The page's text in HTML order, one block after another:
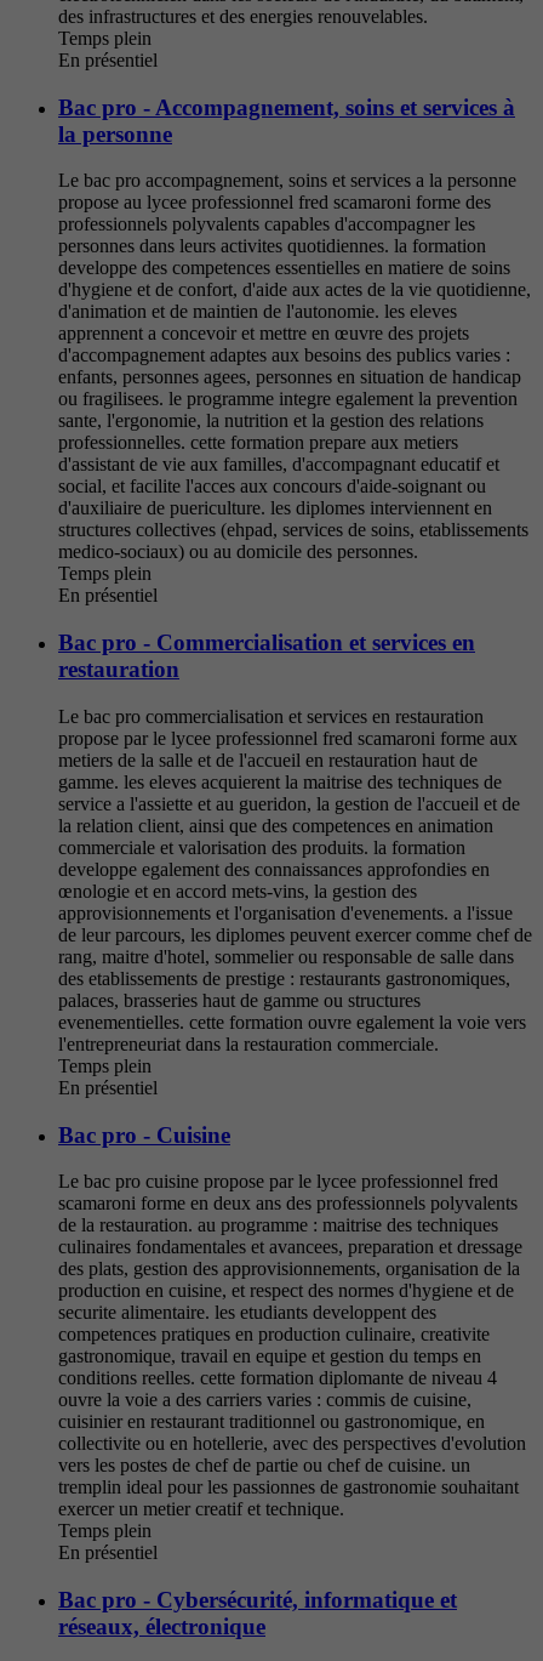
des infrastructures et des energies renouvelables.
Temps plein
En présentiel
Bac pro - Accompagnement, soins et services à
la personne
Le bac pro accompagnement, soins et services a la personne
propose au lycee professionnel fred scamaroni forme des
professionnels polyvalents capables d'accompagner les
personnes dans leurs activites quotidiennes. la formation
developpe des competences essentielles en matiere de soins
d'hygiene et de confort, d'aide aux actes de la vie quotidienne,
d'animation et de maintien de l'autonomie. les eleves
apprennent a concevoir et mettre en œuvre des projets
d'accompagnement adaptes aux besoins des publics varies :
enfants, personnes agees, personnes en situation de handicap
ou fragilisees. le programme integre egalement la prevention
sante, l'ergonomie, la nutrition et la gestion des relations
professionnelles. cette formation prepare aux metiers
d'assistant de vie aux familles, d'accompagnant educatif et
social, et facilite l'acces aux concours d'aide-soignant ou
d'auxiliaire de puericulture. les diplomes interviennent en
structures collectives (ehpad, services de soins, etablissements
medico-sociaux) ou au domicile des personnes.
Temps plein
En présentiel
Bac pro - Commercialisation et services en
restauration
Le bac pro commercialisation et services en restauration
propose par le lycee professionnel fred scamaroni forme aux
metiers de la salle et de l'accueil en restauration haut de
gamme. les eleves acquierent la maitrise des techniques de
service a l'assiette et au gueridon, la gestion de l'accueil et de
la relation client, ainsi que des competences en animation
commerciale et valorisation des produits. la formation
developpe egalement des connaissances approfondies en
œnologie et en accord mets-vins, la gestion des
approvisionnements et l'organisation d'evenements. a l'issue
de leur parcours, les diplomes peuvent exercer comme chef de
rang, maitre d'hotel, sommelier ou responsable de salle dans
des etablissements de prestige : restaurants gastronomiques,
palaces, brasseries haut de gamme ou structures
evenementielles. cette formation ouvre egalement la voie vers
l'entrepreneuriat dans la restauration commerciale.
Temps plein
En présentiel
Bac pro - Cuisine
Le bac pro cuisine propose par le lycee professionnel fred
scamaroni forme en deux ans des professionnels polyvalents
de la restauration. au programme : maitrise des techniques
culinaires fondamentales et avancees, preparation et dressage
des plats, gestion des approvisionnements, organisation de la
production en cuisine, et respect des normes d'hygiene et de
securite alimentaire. les etudiants developpent des
competences pratiques en production culinaire, creativite
gastronomique, travail en equipe et gestion du temps en
conditions reelles. cette formation diplomante de niveau 4
ouvre la voie a des carriers varies : commis de cuisine,
cuisinier en restaurant traditionnel ou gastronomique, en
collectivite ou en hotellerie, avec des perspectives d'evolution
vers les postes de chef de partie ou chef de cuisine. un
tremplin ideal pour les passionnes de gastronomie souhaitant
exercer un metier creatif et technique.
Temps plein
En présentiel
Bac pro - Cybersécurité, informatique et
réseaux, électronique